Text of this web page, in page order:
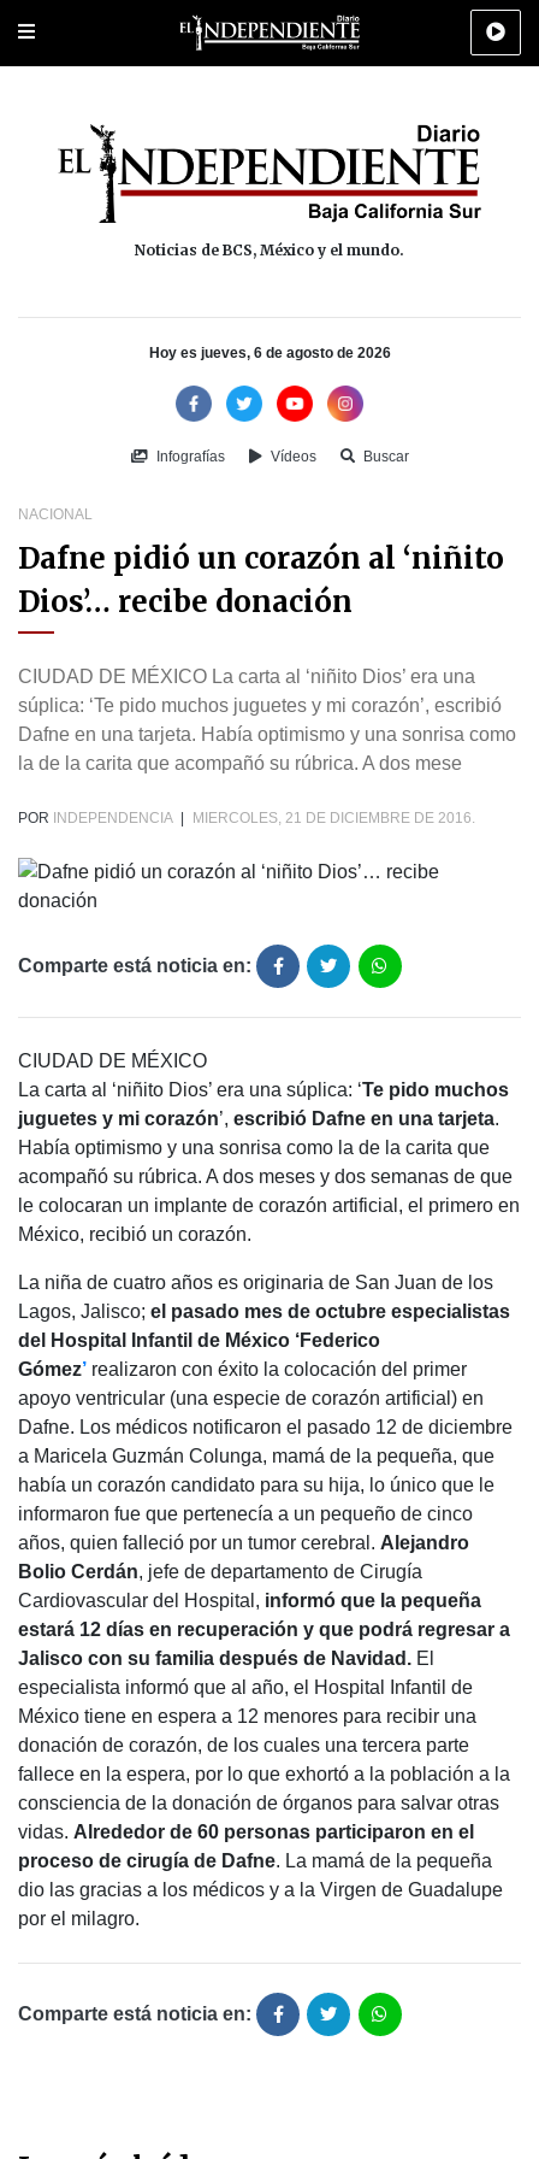
Portada Los Cabos Policiaca Deportes Cultura
Noticias de BCS, México y el mundo.
Hoy es jueves, 6 de agosto de 2026
Infografías Vídeos Buscar
NACIONAL
Dafne pidió un corazón al ‘niñito
Dios’… recibe donación
CIUDAD DE MÉXICO La carta al ‘niñito Dios’ era una
súplica: ‘Te pido muchos juguetes y mi corazón’, escribió
Dafne en una tarjeta. Había optimismo y una sonrisa como
la de la carita que acompañó su rúbrica. A dos mese
POR INDEPENDENCIA MIERCOLES, 21 DE DICIEMBRE DE 2016.
Comparte está noticia en:
CIUDAD DE MÉXICO
La carta al ‘niñito Dios’ era una súplica: ‘Te pido muchos
juguetes y mi corazón’, escribió Dafne en una tarjeta.
Había optimismo y una sonrisa como la de la carita que
acompañó su rúbrica. A dos meses y dos semanas de que
le colocaran un implante de corazón artificial, el primero en
México, recibió un corazón.
La niña de cuatro años es originaria de San Juan de los
Lagos, Jalisco; el pasado mes de octubre especialistas
del Hospital Infantil de México ‘Federico
Gómez’ realizaron con éxito la colocación del primer
apoyo ventricular (una especie de corazón artificial) en
Dafne. Los médicos notificaron el pasado 12 de diciembre
a Maricela Guzmán Colunga, mamá de la pequeña, que
había un corazón candidato para su hija, lo único que le
informaron fue que pertenecía a un pequeño de cinco
años, quien falleció por un tumor cerebral. Alejandro
Bolio Cerdán, jefe de departamento de Cirugía
Cardiovascular del Hospital, informó que la pequeña
estará 12 días en recuperación y que podrá regresar a
Jalisco con su familia después de Navidad. El
especialista informó que al año, el Hospital Infantil de
México tiene en espera a 12 menores para recibir una
donación de corazón, de los cuales una tercera parte
fallece en la espera, por lo que exhortó a la población a la
consciencia de la donación de órganos para salvar otras
vidas. Alrededor de 60 personas participaron en el
proceso de cirugía de Dafne. La mamá de la pequeña
dio las gracias a los médicos y a la Virgen de Guadalupe
por el milagro.
Comparte está noticia en: